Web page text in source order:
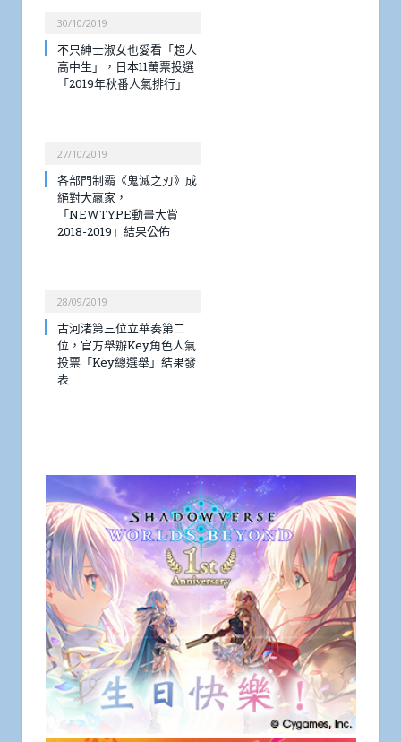
30/10/2019
不只紳士淑女也愛看「超人
高中生」，日本11萬票投選
「2019年秋番人氣排行」
27/10/2019
各部門制霸《鬼滅之刃》成
絕對大嬴家，
「NEWTYPE動畫大賞
2018-2019」結果公佈
28/09/2019
古河渚第三位立華奏第二
位，官方舉辦Key角色人氣
投票「Key總選舉」結果發
表